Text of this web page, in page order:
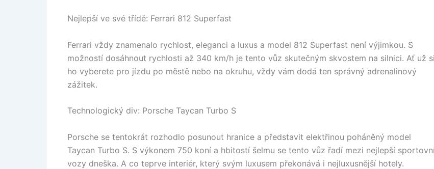
Nejlepší ve své třídě: Ferrari 812 Superfast
Ferrari vždy znamenalo rychlost, eleganci a luxus a model 812 Superfast není výjimkou. S
možností dosáhnout rychlosti až 340 km/h je tento vůz skutečným skvostem na silnici. Ať už si
ho vyberete pro jízdu po městě nebo na okruhu, vždy vám dodá ten správný adrenalinový
zážitek.
Technologický div: Porsche Taycan Turbo S
Porsche se tentokrát rozhodlo posunout hranice a představit elektřinou poháněný model
Taycan Turbo S. S výkonem 750 koní a hbitostí šelmu se tento vůz řadí mezi nejlepší
vozy dneška. A co teprve interiér, který svým luxusem překonává i nejluxusnější hotely.